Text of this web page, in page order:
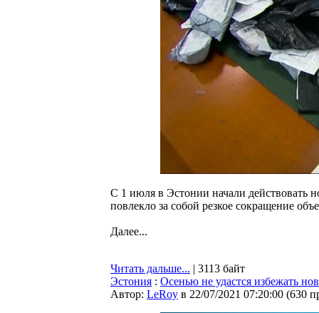
С 1 июля в Эстонии начали действовать
повлекло за собой резкое сокращение
Далее...
Читать дальше... | 3113 байт
Эстония : Осенью не удастся избежать
Автор: LeRoy в 22/07/2021 07:20:00 (630